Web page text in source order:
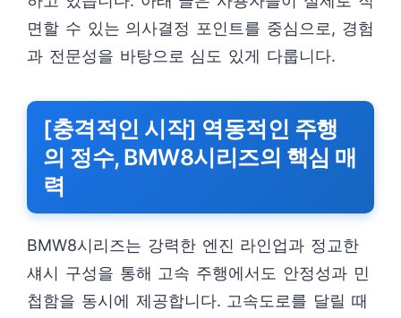
면할 수 있는 의사결정 포인트를 중심으로, 경험
과 전문성을 바탕으로 심도 있게 다룹니다.
[충격적인 시작] 역동적인 주행
의 정수, BMW8시리즈의 핵심 매
력
BMW8시리즈는 강력한 엔진 라인업과 정교한
섀시 구성을 통해 고속 주행에서도 안정성과 민
첩함을 동시에 제공합니다. 고속도로를 달릴 때